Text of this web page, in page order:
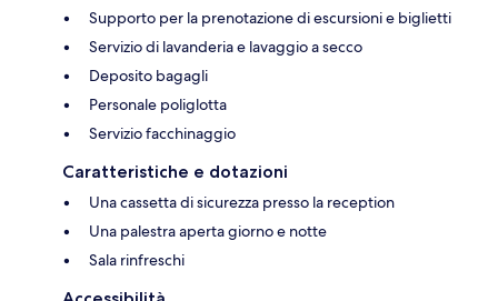
Supporto per la prenotazione di escursioni e biglietti
Servizio di lavanderia e lavaggio a secco
Deposito bagagli
Personale poliglotta
Servizio facchinaggio
Caratteristiche e dotazioni
Una cassetta di sicurezza presso la reception
Una palestra aperta giorno e notte
Sala rinfreschi